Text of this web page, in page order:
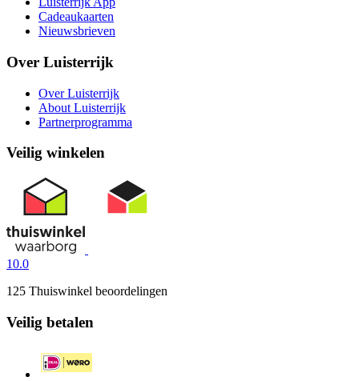
Cadeaukaarten
Nieuwsbrieven
Over Luisterrijk
Over Luisterrijk
About Luisterrijk
Partnerprogramma
Veilig winkelen
10.0
125 Thuiswinkel beoordelingen
Veilig betalen